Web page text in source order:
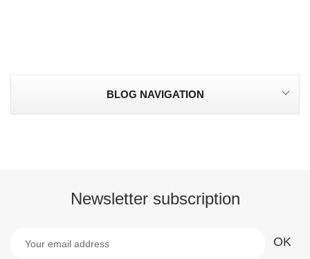
BLOG NAVIGATION
Newsletter subscription